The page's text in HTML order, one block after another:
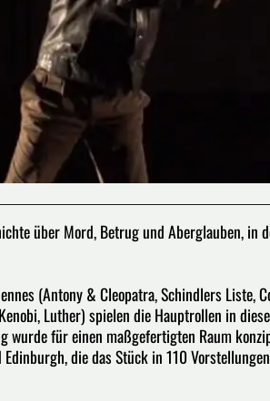
über Mord, Betrug und Aberglauben,
(Antony & Cleopatra, Schindlers
Luther) spielen die Hauptrollen in
wurde für einen maßgefertigten Raum
die das Stück in 110